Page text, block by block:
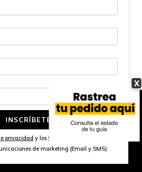
X
INSCRÍBETE
privacidad y lostérminos y condiciones
de marketing (Email y SMS)